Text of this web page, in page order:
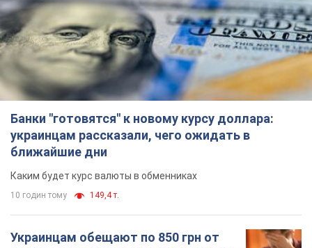
Банки "готовятся" к новому курсу доллара:
украинцам рассказали, чего ожидать в
ближайшие дни
Каким будет курс валюты в обменниках
10 годин тому 149,4 т.
Украинцам обещают по 850 грн от